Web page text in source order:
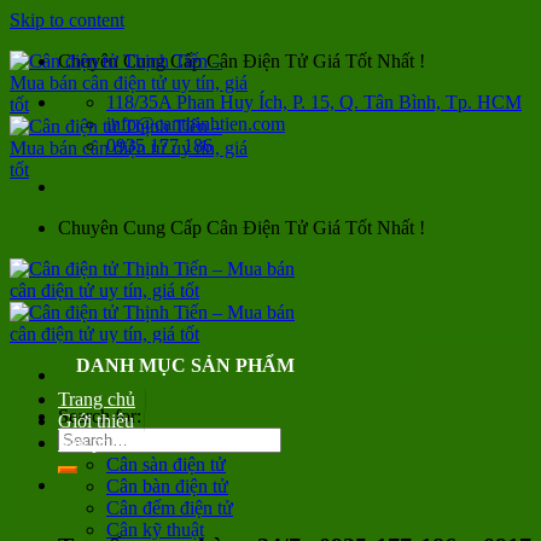
Skip to content
Chuyên Cung Cấp Cân Điện Tử Giá Tốt Nhất !
118/35A Phan Huy Ích, P. 15, Q. Tân Bình, Tp. HCM
info@canthinhtien.com
0935 177 186
Chuyên Cung Cấp Cân Điện Tử Giá Tốt Nhất !
Search for:
DANH MỤC SẢN PHẨM
Trang chủ
Giới thiệu
Sản phẩm
Cân sàn điện tử
Cân bàn điện tử
Cân đếm điện tử
Cân kỹ thuật